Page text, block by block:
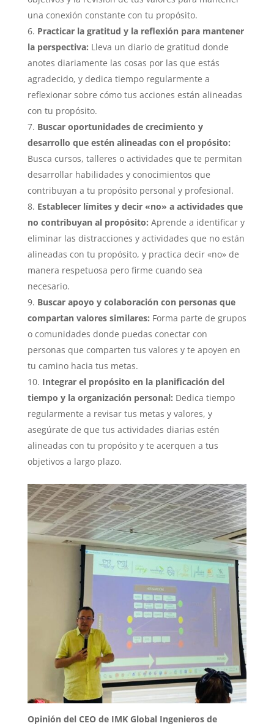
una conexión constante con tu propósito.
Practicar la gratitud y la reflexión para mantener
la perspectiva: Lleva un diario de gratitud donde
anotes diariamente las cosas por las que estás
agradecido, y dedica tiempo regularmente a
reflexionar sobre cómo tus acciones están alineadas
con tu propósito.
Buscar oportunidades de crecimiento y
desarrollo que estén alineadas con el propósito:
Busca cursos, talleres o actividades que te permitan
desarrollar habilidades y conocimientos que
contribuyan a tu propósito personal y profesional.
Establecer límites y decir «no» a actividades que
no contribuyan al propósito: Aprende a identificar y
eliminar las distracciones y actividades que no están
alineadas con tu propósito, y practica decir «no» de
manera respetuosa pero firme cuando sea
necesario.
Buscar apoyo y colaboración con personas que
compartan valores similares: Forma parte de grupos
o comunidades donde puedas conectar con
personas que comparten tus valores y te apoyen en
tu camino hacia tus metas.
Integrar el propósito en la planificación del
tiempo y la organización personal: Dedica tiempo
regularmente a revisar tus metas y valores, y
asegúrate de que tus actividades diarias estén
alineadas con tu propósito y te acerquen a tus
objetivos a largo plazo.
Opinión del CEO de IMK Global Ingenieros de